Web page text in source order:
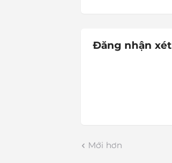
Đăng nhận xét
Mới hơn